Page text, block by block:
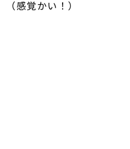
（感覚かい！）